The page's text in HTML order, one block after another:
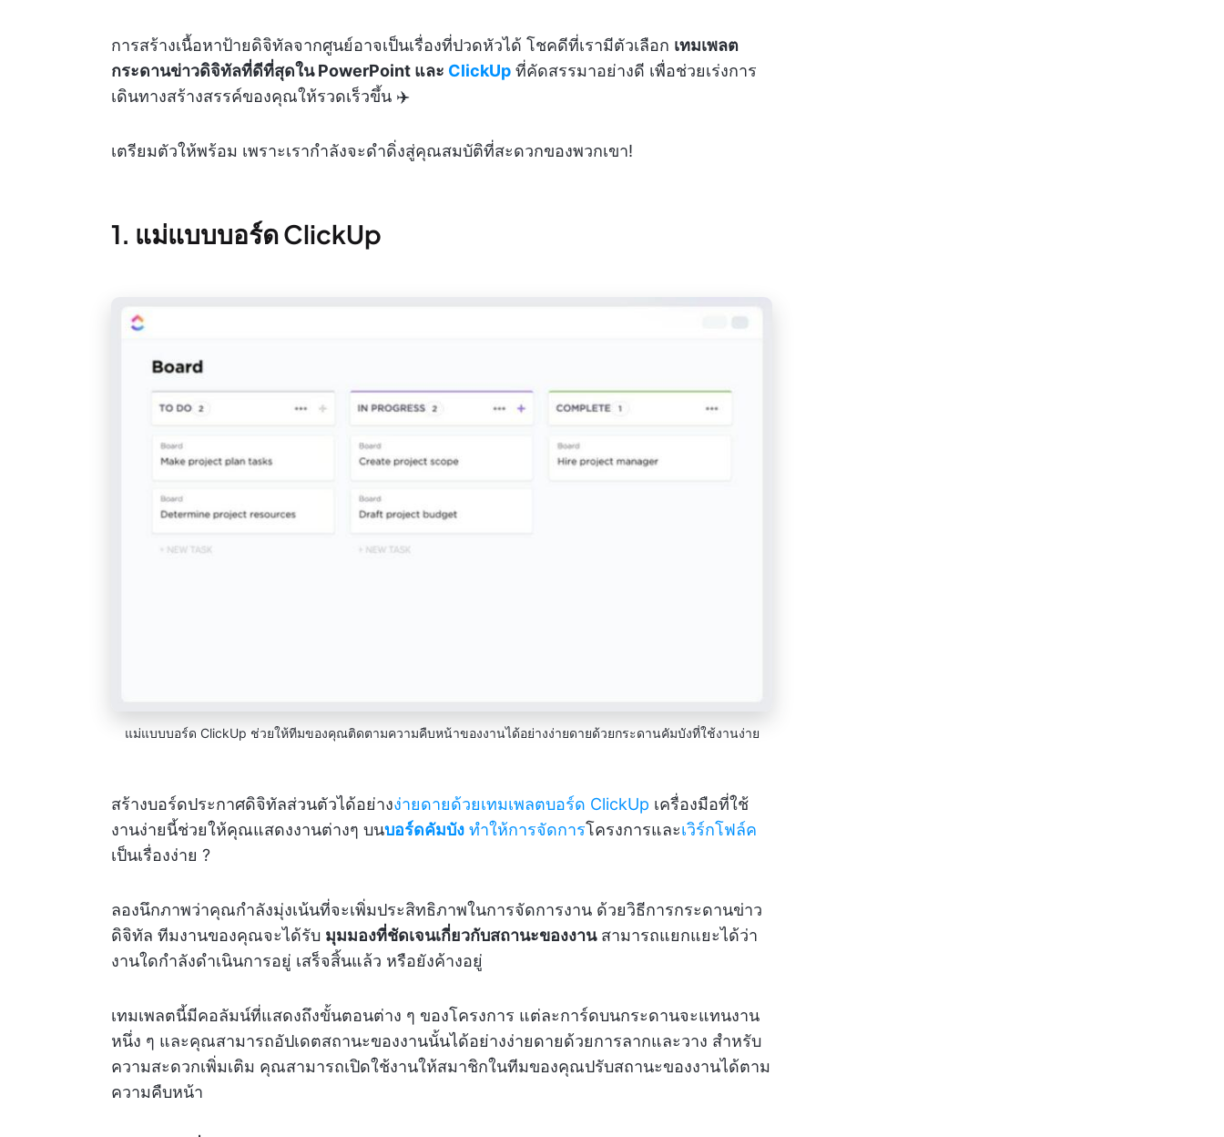
การสร้างเนื้อหาป้ายดิจิทัลจากศูนย์อาจเป็นเรื่องที่ปวดหัวได้ โชคดีที่เรามีตัวเลือก เทมเพลต
กระดานข่าวดิจิทัลที่ดีที่สุดใน PowerPoint และ ClickUp ที่คัดสรรมาอย่างดี เพื่อช่วยเร่งการ
เดินทางสร้างสรรค์ของคุณให้รวดเร็วขึ้น ✈️
เตรียมตัวให้พร้อม เพราะเรากำลังจะดำดิ่งสู่คุณสมบัติที่สะดวกของพวกเขา!
1. แม่แบบบอร์ด ClickUp
แม่แบบบอร์ด ClickUp ช่วยให้ทีมของคุณติดตามความคืบหน้าของงานได้อย่างง่ายดายด้วยกระดานคัมบังที่ใช้งานง่าย
สร้างบอร์ดประกาศดิจิทัลส่วนตัวได้อย่างง่ายดายด้วยเทมเพลตบอร์ด ClickUp เครื่องมือที่ใช้
งานง่ายนี้ช่วยให้คุณแสดงงานต่างๆ บนบอร์ดคัมบัง ทำให้การจัดการโครงการและเวิร์กโฟล์ค
เป็นเรื่องง่าย ?
ลองนึกภาพว่าคุณกำลังมุ่งเน้นที่จะเพิ่มประสิทธิภาพในการจัดการงาน ด้วยวิธีการกระดานข่าว
ดิจิทัล ทีมงานของคุณจะได้รับ มุมมองที่ชัดเจนเกี่ยวกับสถานะของงานสามารถแยกแยะได้ว่า
งานใดกำลังดำเนินการอยู่ เสร็จสิ้นแล้ว หรือยังค้างอยู่
เทมเพลตนี้มีคอลัมน์ที่แสดงถึงขั้นตอนต่าง ๆ ของโครงการ แต่ละการ์ดบนกระดานจะแทนงาน
หนึ่ง ๆ และคุณสามารถอัปเดตสถานะของงานนั้นได้อย่างง่ายดายด้วยการลากและวาง สำหรับ
ความสะดวกเพิ่มเติม คุณสามารถเปิดใช้งานให้สมาชิกในทีมของคุณปรับสถานะของงานได้ตาม
ความคืบหน้า